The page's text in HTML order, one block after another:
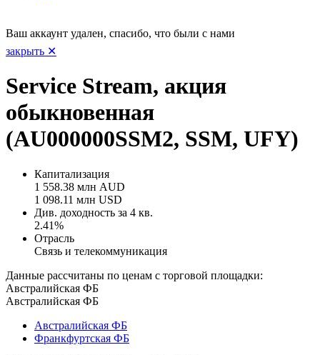
Ваш аккаунт удален, спасибо, что были с нами
закрыть ✕
Service Stream, акция
обыкновенная
(AU000000SSM2, SSM, UFY)
Капитализация
1 558.38 млн AUD
1 098.11 млн USD
Див. доходность за 4 кв.
2.41%
Отрасль
Связь и телекоммуникация
Данные рассчитаны по ценам с торговой площадки:
Австралийская ФБ
Австралийская ФБ
Австралийская ФБ
Франкфуртская ФБ